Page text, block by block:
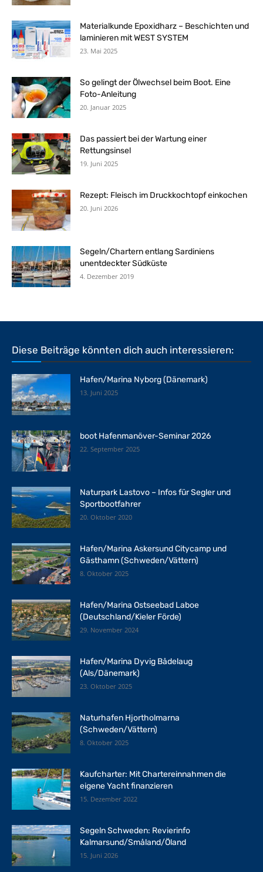
Materialkunde Epoxidharz – Beschichten und
laminieren mit WEST SYSTEM
23. Mai 2025
So gelingt der Ölwechsel beim Boot. Eine
Foto-Anleitung
20. Januar 2025
Das passiert bei der Wartung einer
Rettungsinsel
19. Juni 2025
Rezept: Fleisch im Druckkochtopf einkochen
20. Juni 2026
Segeln/Chartern entlang Sardiniens
unentdeckter Südküste
4. Dezember 2019
Diese Beiträge könnten dich auch interessieren:
Hafen/Marina Nyborg (Dänemark)
13. Juni 2025
boot Hafenmanöver-Seminar 2026
22. September 2025
Naturpark Lastovo – Infos für Segler und
Sportbootfahrer
20. Oktober 2020
Hafen/Marina Askersund Citycamp und
Gästhamn (Schweden/Vättern)
8. Oktober 2025
Hafen/Marina Ostseebad Laboe
(Deutschland/Kieler Förde)
29. November 2024
Hafen/Marina Dyvig Bådelaug
(Als/Dänemark)
23. Oktober 2025
Naturhafen Hjortholmarna
(Schweden/Vättern)
8. Oktober 2025
Kaufcharter: Mit Chartereinnahmen die
eigene Yacht finanzieren
15. Dezember 2022
Segeln Schweden: Revierinfo
Kalmarsund/Småland/Öland
15. Juni 2026